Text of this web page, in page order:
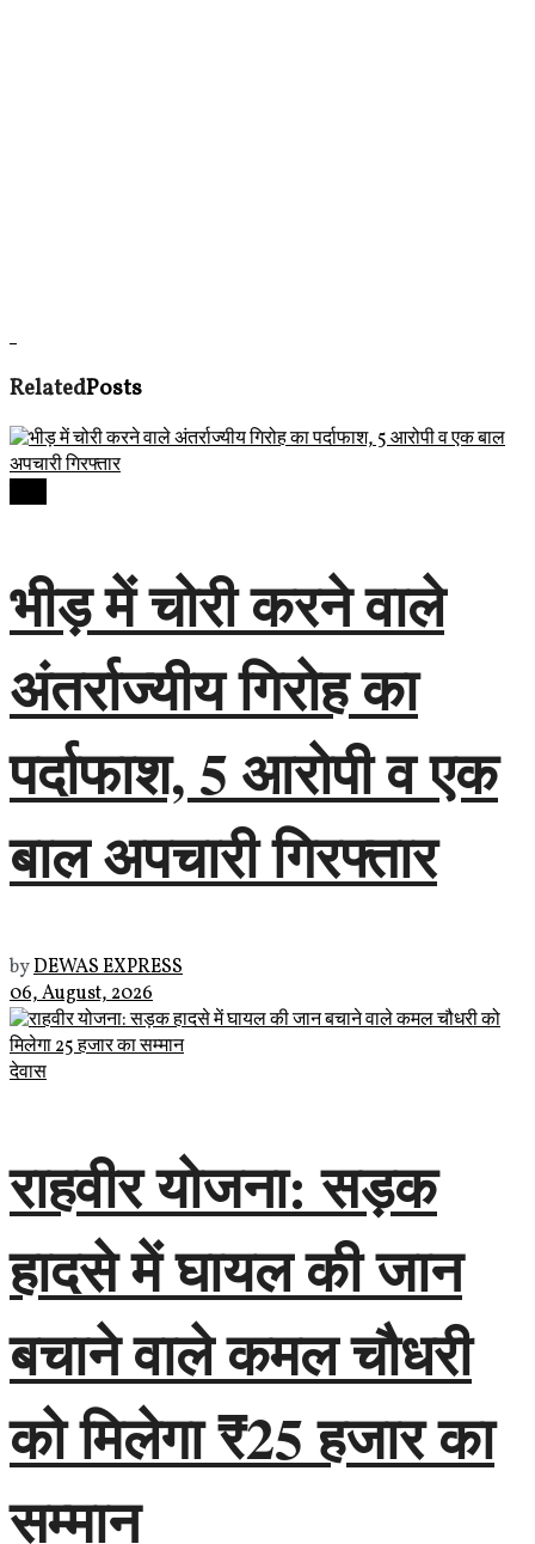
RelatedPosts
भीड़ में चोरी करने वाले
अंतर्राज्यीय गिरोह का
पर्दाफाश, 5 आरोपी व एक
बाल अपचारी गिरफ्तार
byDEWAS EXPRESS
06, August, 2026
देवास
राहवीर योजना: सड़क
हादसे में घायल की जान
बचाने वाले कमल चौधरी
को मिलेगा ₹25 हजार का
सम्मान